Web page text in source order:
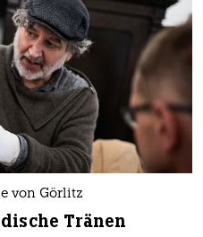
von Görlitz
Tränen